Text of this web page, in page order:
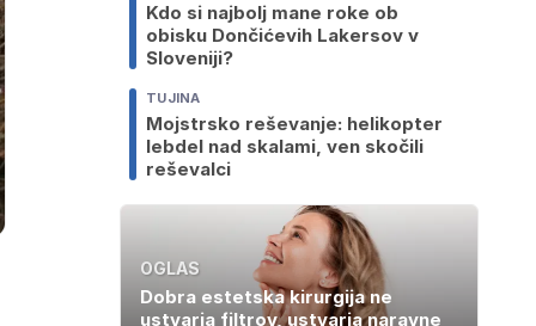
Kdo si najbolj mane roke ob
obisku Dončićevih Lakersov v
Sloveniji?
TUJINA
Mojstrsko reševanje: helikopter
lebdel nad skalami, ven skočili
reševalci
OGLAS
Dobra estetska kirurgija ne
ustvarja filtrov, ustvarja naravne